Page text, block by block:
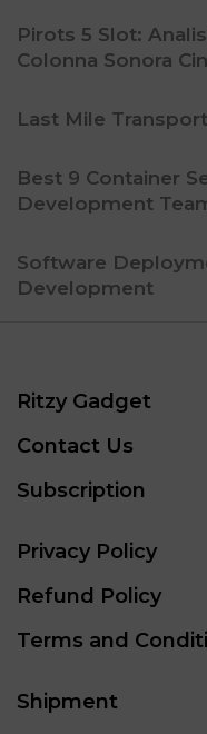
Pirots 5 Slot:
Colonna Sonora
Last Mile
Best 9 Container
Development
Software
Development
Ritzy Gadget
Contact Us
Subscription
Privacy Policy
Refund Policy
Terms and
Shipment